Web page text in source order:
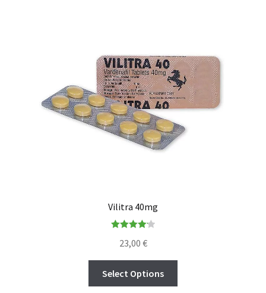
Vilitra 40mg
out of 5
23,00 €
Select Options